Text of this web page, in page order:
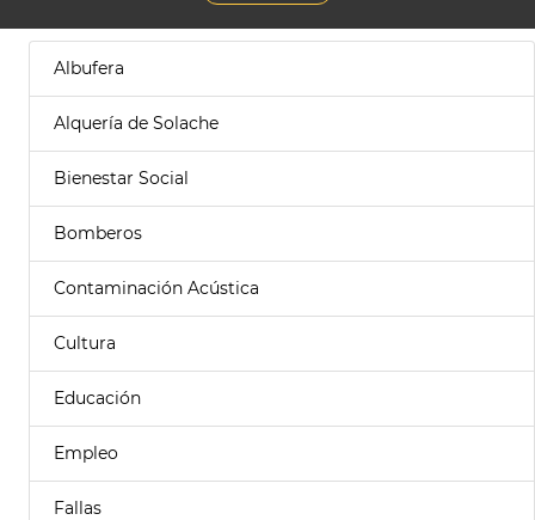
Albufera
Alquería de Solache
Bienestar Social
Bomberos
Contaminación Acústica
Cultura
Educación
Empleo
Fallas